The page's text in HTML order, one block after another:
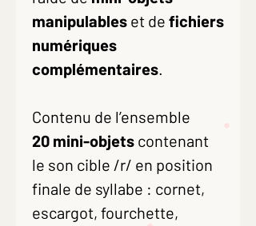
manipulables et de fichiers
numériques
complémentaires.
Contenu de l’ensemble
20 mini-objets contenant
le son cible /r/ en position
finale de syllabe : cornet,
escargot, fourchette,